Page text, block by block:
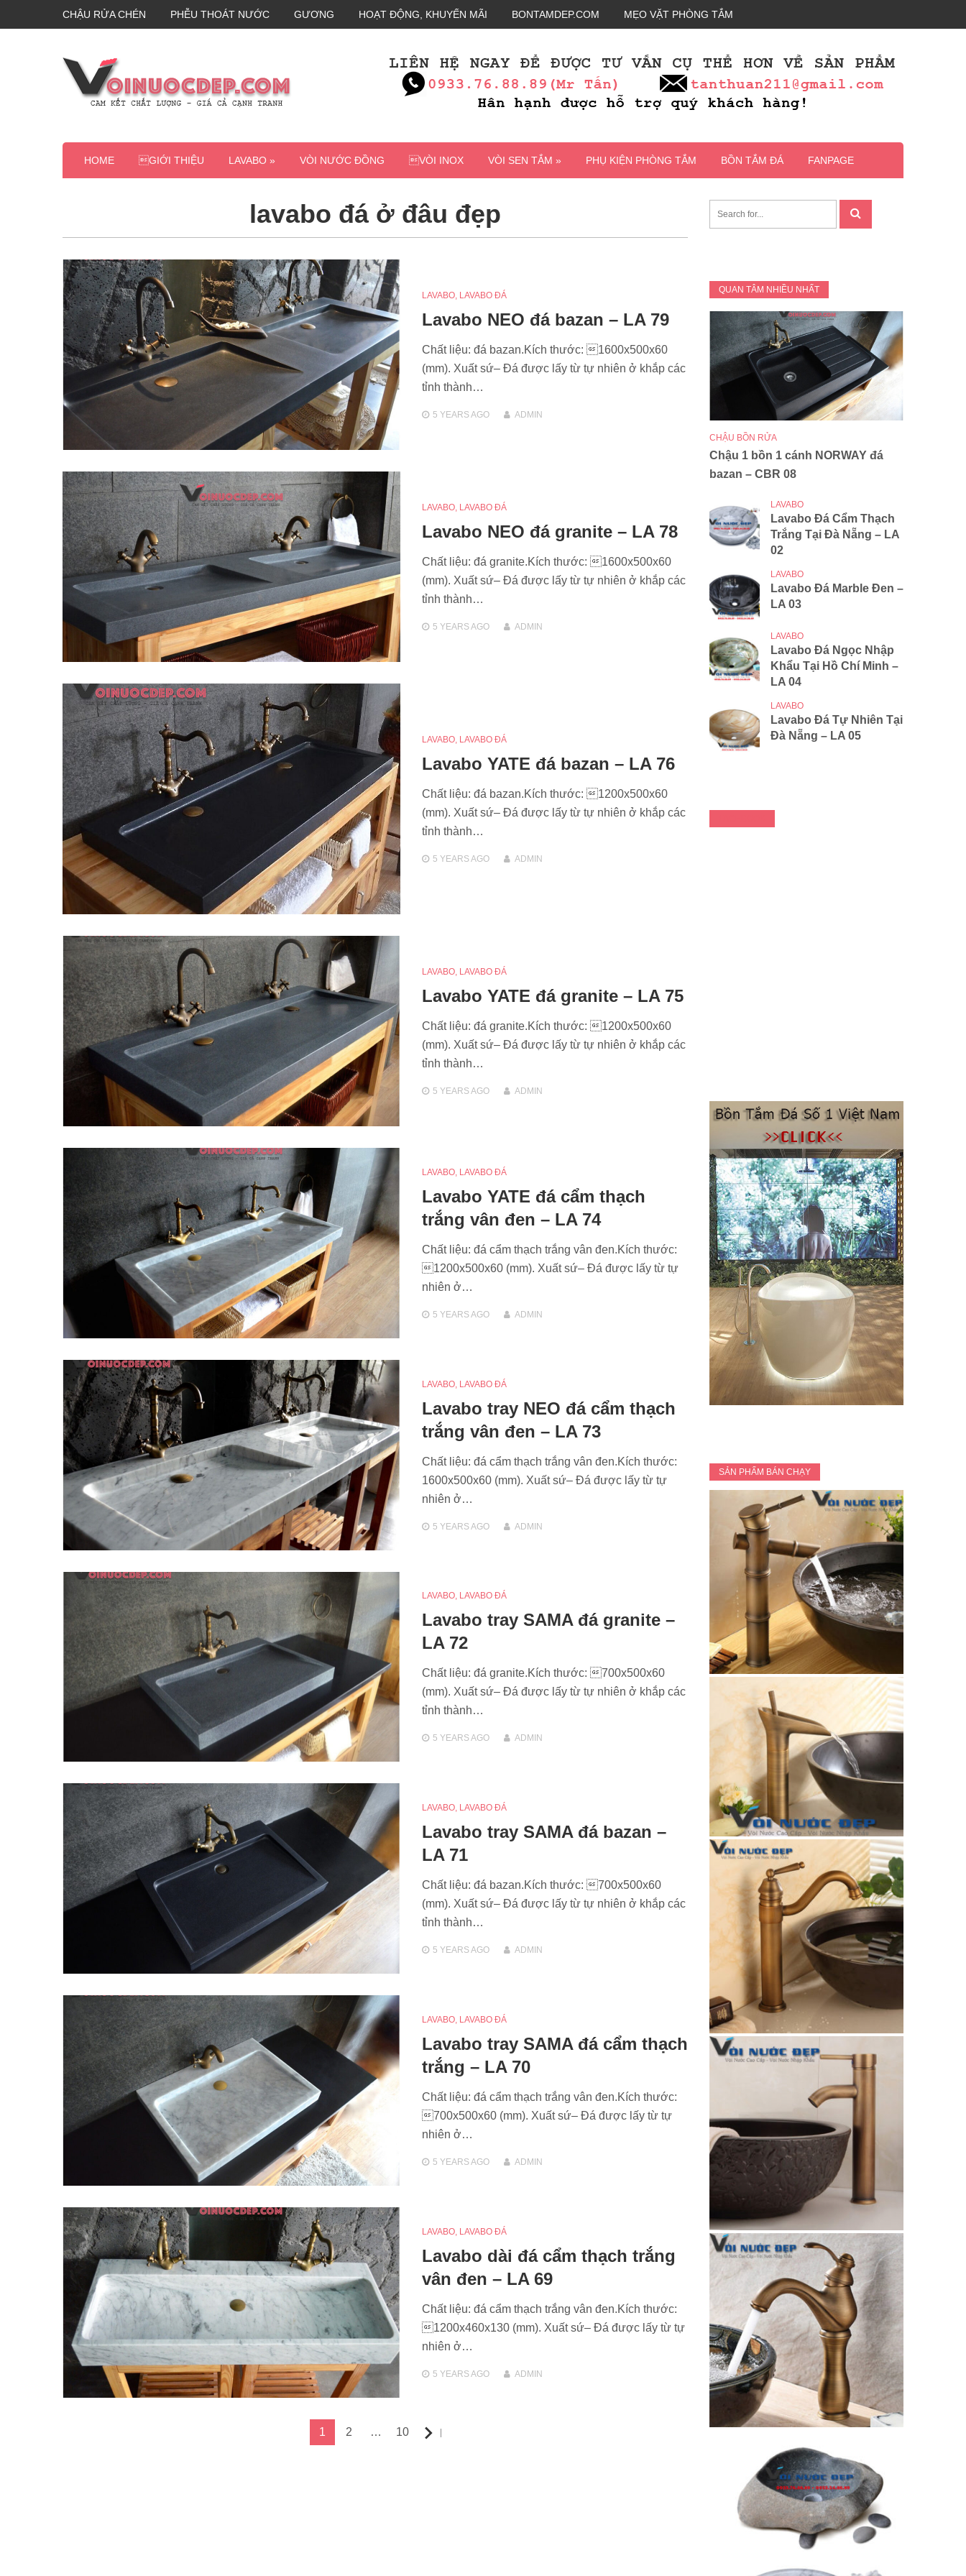
CHẬU RỬA CHÉN PHỄU THOÁT NƯỚC GƯƠNG HOẠT ĐỘNG, KHUYẾN MÃI BONTAMDEP.COM MẸO VẶT PHÒNG TẮM
HOME GIỚI THIỆU LAVABO » VÒI NƯỚC ĐỒNG VÒI INOX VÒI SEN TẮM » PHỤ KIỆN PHÒNG TẮM BỒN TẮM ĐÁ FANPAGE
lavabo đá ở đâu đẹp
LAVABO, LAVABO ĐÁ
Lavabo NEO đá bazan – LA 79
Chất liệu: đá bazan.Kích thước: 1600x500x60
(mm). Xuất sứ– Đá được lấy từ tự nhiên ở khắp các
tỉnh thành…
5 YEARSAGO ADMIN
LAVABO, LAVABO ĐÁ
Lavabo NEO đá granite – LA 78
Chất liệu: đá granite.Kích thước: 1600x500x60
(mm). Xuất sứ– Đá được lấy từ tự nhiên ở khắp các
tỉnh thành…
5 YEARSAGO ADMIN
LAVABO, LAVABO ĐÁ
Lavabo YATE đá bazan – LA 76
Chất liệu: đá bazan.Kích thước: 1200x500x60
(mm). Xuất sứ– Đá được lấy từ tự nhiên ở khắp các
tỉnh thành…
5 YEARSAGO ADMIN
LAVABO, LAVABO ĐÁ
Lavabo YATE đá granite – LA 75
Chất liệu: đá granite.Kích thước: 1200x500x60
(mm). Xuất sứ– Đá được lấy từ tự nhiên ở khắp các
tỉnh thành…
5 YEARSAGO ADMIN
LAVABO, LAVABO ĐÁ
Lavabo YATE đá cẩm thạch
trắng vân đen – LA 74
Chất liệu: đá cẩm thạch trắng vân đen.Kích thước:
1200x500x60 (mm). Xuất sứ– Đá được lấy từ tự
nhiên ở…
5 YEARSAGO ADMIN
LAVABO, LAVABO ĐÁ
Lavabo tray NEO đá cẩm thạch
trắng vân đen – LA 73
Chất liệu: đá cẩm thạch trắng vân đen.Kích thước:
1600x500x60 (mm). Xuất sứ– Đá được lấy từ tự
nhiên ở…
5 YEARSAGO ADMIN
LAVABO, LAVABO ĐÁ
Lavabo tray SAMA đá granite –
LA 72
Chất liệu: đá granite.Kích thước: 700x500x60
(mm). Xuất sứ– Đá được lấy từ tự nhiên ở khắp các
tỉnh thành…
5 YEARSAGO ADMIN
LAVABO, LAVABO ĐÁ
Lavabo tray SAMA đá bazan –
LA 71
Chất liệu: đá bazan.Kích thước: 700x500x60
(mm). Xuất sứ– Đá được lấy từ tự nhiên ở khắp các
tỉnh thành…
5 YEARSAGO ADMIN
LAVABO, LAVABO ĐÁ
Lavabo tray SAMA đá cẩm thạch
trắng – LA 70
Chất liệu: đá cẩm thạch trắng vân đen.Kích thước:
700x500x60 (mm). Xuất sứ– Đá được lấy từ tự
nhiên ở…
5 YEARSAGO ADMIN
LAVABO, LAVABO ĐÁ
Lavabo dài đá cẩm thạch trắng
vân đen – LA 69
Chất liệu: đá cẩm thạch trắng vân đen.Kích thước:
1200x460x130 (mm). Xuất sứ– Đá được lấy từ tự
nhiên ở…
5 YEARSAGO ADMIN
1 2 … 10
QUAN TÂM NHIỀU NHẤT
CHẬU BỒN RỬA
Chậu 1 bồn 1 cánh NORWAY đá
bazan – CBR 08
LAVABO
Lavabo Đá Cẩm Thạch
Trắng Tại Đà Nẵng – LA
02
LAVABO
Lavabo Đá Marble Đen –
LA 03
LAVABO
Lavabo Đá Ngọc Nhập
Khẩu Tại Hồ Chí Minh –
LA 04
LAVABO
Lavabo Đá Tự Nhiên Tại
Đà Nẵng – LA 05
SẢN PHẨM BÁN CHẠY